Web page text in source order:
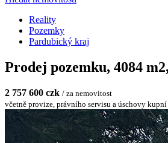
Reality
Pozemky
Pardubický kraj
Prodej pozemku, 4084
2 757 600 czk / za nemovitost
včetně provize, právního servisu a úschovy